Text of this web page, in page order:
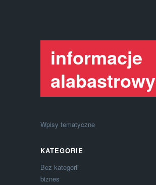
informacje
alabastrowy
Wpisy tematyczne
KATEGORIE
Bez kategorii
biznes